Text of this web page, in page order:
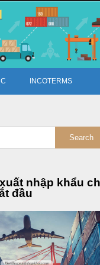
INCOTERMS
nhập khẩu
đầu